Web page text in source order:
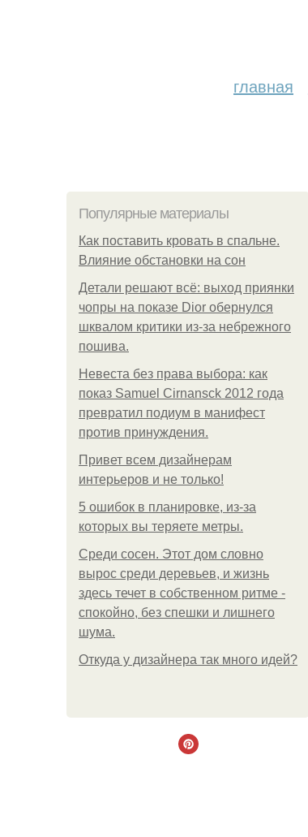
главная
Популярные материалы
Как поставить кровать в спальне.
Влияние обстановки на сон
Детали решают всё: выход приянки
чопры на показе Dior обернулся
шквалом критики из-за небрежного
пошива.
Невеста без права выбора: как
показ Samuel Cirnansck 2012 года
превратил подиум в манифест
против принуждения.
Привет всем дизайнерам
интерьеров и не только!
5 ошибок в планировке, из-за
которых вы теряете метры.
Среди сосен. Этот дом словно
вырос среди деревьев, и жизнь
здесь течет в собственном ритме -
спокойно, без спешки и лишнего
шума.
Откуда у дизайнера так много идей?